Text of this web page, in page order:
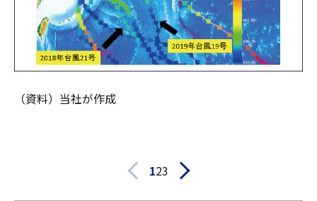
（資料）当社が作成
123